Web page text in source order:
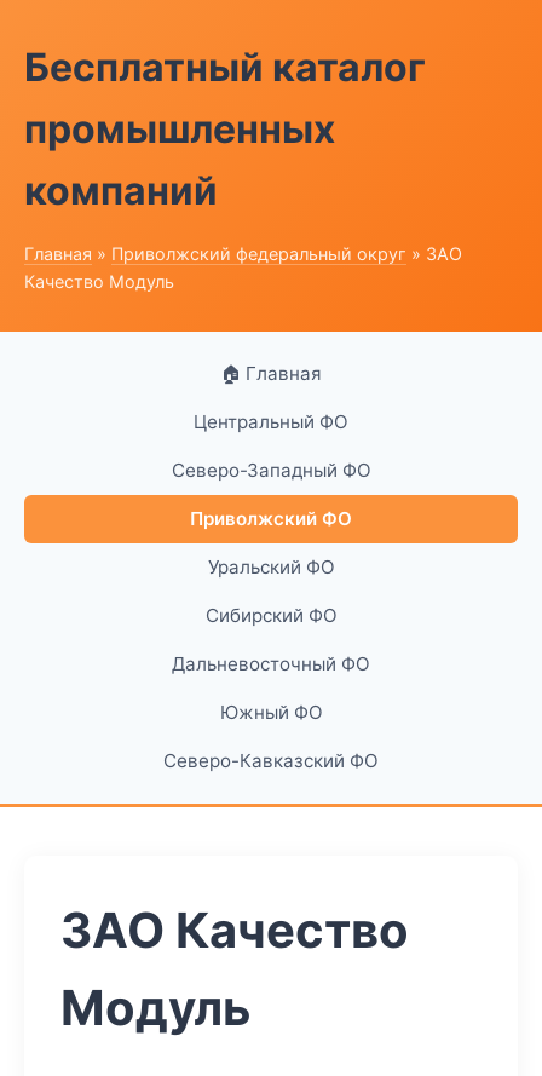
Бесплатный каталог
промышленных
компаний
Главная » Приволжский федеральный округ » ЗАО
Качество Модуль
🏠 Главная
Центральный ФО
Северо-Западный ФО
Приволжский ФО
Уральский ФО
Сибирский ФО
Дальневосточный ФО
Южный ФО
Северо-Кавказский ФО
ЗАО Качество
Модуль